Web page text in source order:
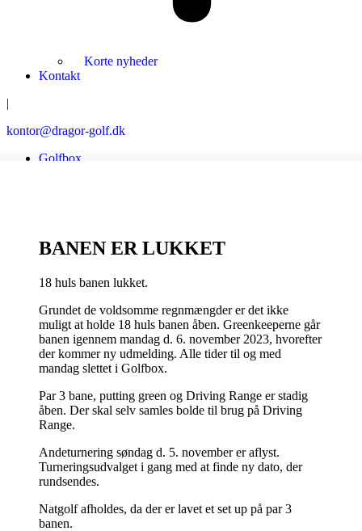
Korte nyheder
Kontakt
|
kontor@dragor-golf.dk
Golfbox
BANEN ER LUKKET
18 huls banen lukket.
Grundet de voldsomme regnmængder er det ikke
muligt at holde 18 huls banen åben. Greenkeeperne går
banen igennem mandag d. 6. november 2023, hvorefter
der kommer ny udmelding. Alle tider til og med
mandag slettet i Golfbox.
Par 3 bane, putting green og Driving Range er stadig
åben. Der skal selv samles bolde til brug på Driving
Range.
Andeturnering søndag d. 5. november er aflyst.
Turneringsudvalget i gang med at finde ny dato, der
rundsendes.
Natgolf afholdes, da der er lavet et set up på par 3
banen.